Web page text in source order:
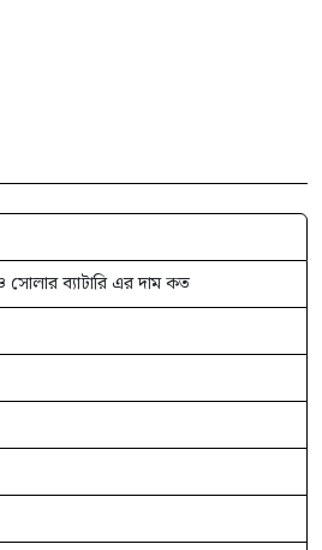
ব্যাটারি এর দাম কত